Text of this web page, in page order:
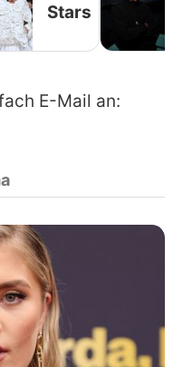
Stars
E-Mail an: